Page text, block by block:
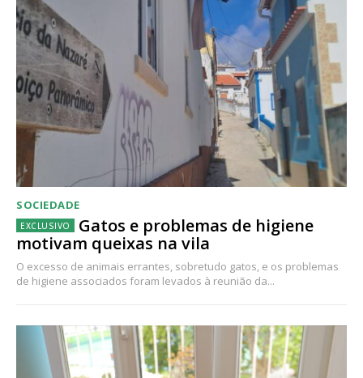
SOCIEDADE
Gatos e problemas de higiene
motivam queixas na vila
O excesso de animais errantes, sobretudo gatos, e os problemas
de higiene associados foram levados à reunião da...